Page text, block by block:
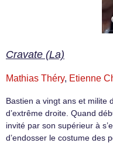
Cravate (La)
Mathias Théry, Etienne
Bastien a vingt ans et milite
d’extrême droite. Quand
invité par son supérieur à
d’endosser le costume des